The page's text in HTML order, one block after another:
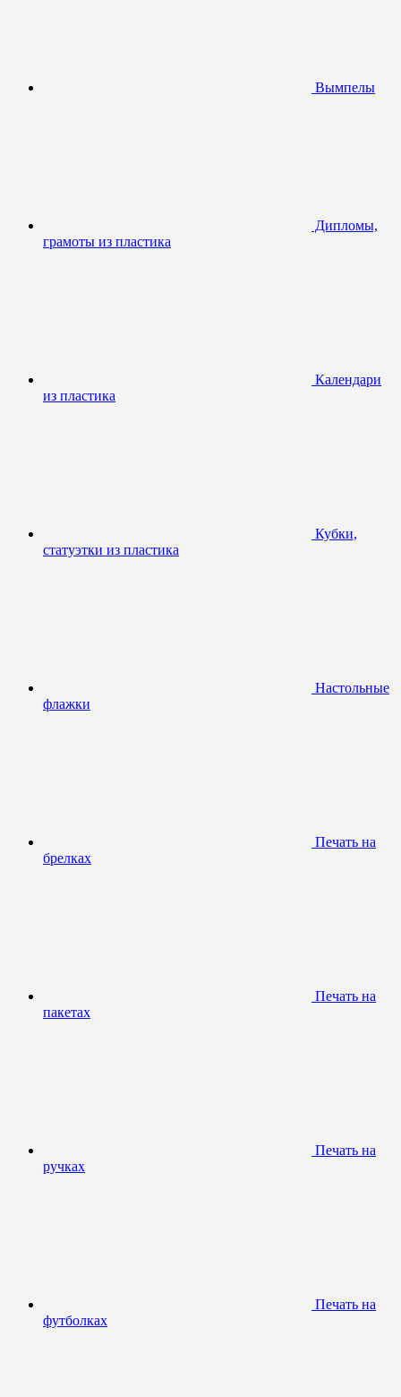
Вымпелы
Дипломы,
грамоты из пластика
Календари
из пластика
Кубки,
статуэтки из пластика
Настольные
флажки
Печать на
брелках
Печать на
пакетах
Печать на
ручках
Печать на
футболках